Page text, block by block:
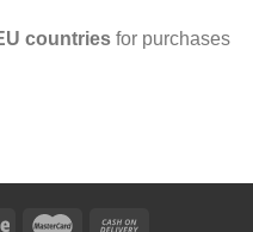
countries for purchases